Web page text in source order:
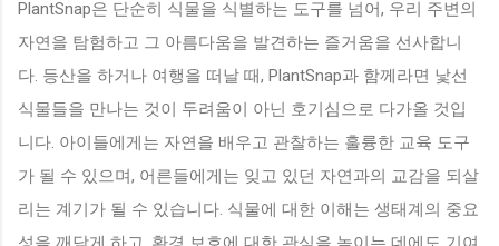
PlantSnap은 단순히 식물을 식별하는 도구를 넘어, 우리 주변의
자연을 탐험하고 그 아름다움을 발견하는 즐거움을 선사합니
다. 등산을 하거나 여행을 떠날 때, PlantSnap과 함께라면 낯선
식물들을 만나는 것이 두려움이 아닌 호기심으로 다가올 것입
니다. 아이들에게는 자연을 배우고 관찰하는 훌륭한 교육 도구
가 될 수 있으며, 어른들에게는 잊고 있던 자연과의 교감을 되살
리는 계기가 될 수 있습니다. 식물에 대한 이해는 생태계의 중요